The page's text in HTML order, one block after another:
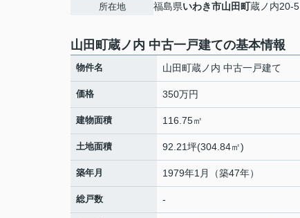
所在地 福島県いわき市山田町蔵ノ内20-5
山田町蔵ノ内 中古一戸建ての基本情報
物件名 山田町蔵ノ内 中古一戸建て
価格 350万円
建物面積 116.75㎡
土地面積 92.21坪(304.84㎡)
築年月 1979年1月（築47年）
総戸数 -